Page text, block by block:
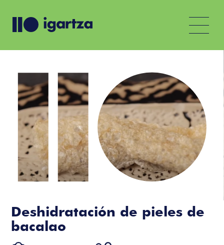
Deshidratación de pieles de
bacalao